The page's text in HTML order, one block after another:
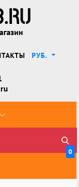
РУБ.
0